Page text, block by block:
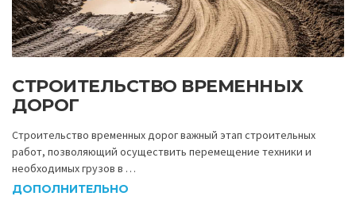
СТРОИТЕЛЬСТВО ВРЕМЕННЫХ
ДОРОГ
Строительство временных дорог важный этап строительных
работ, позволяющий осуществить перемещение техники и
необходимых грузов в …
ДОПОЛНИТЕЛЬНО